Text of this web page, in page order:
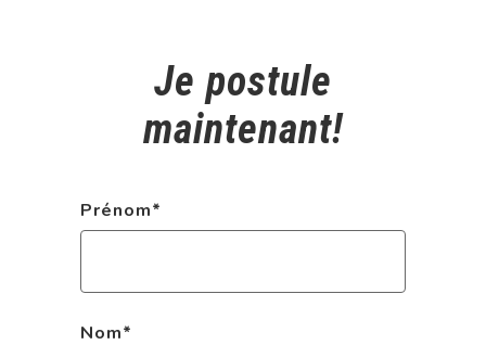
Je postule
maintenant!
Prénom*
Nom*